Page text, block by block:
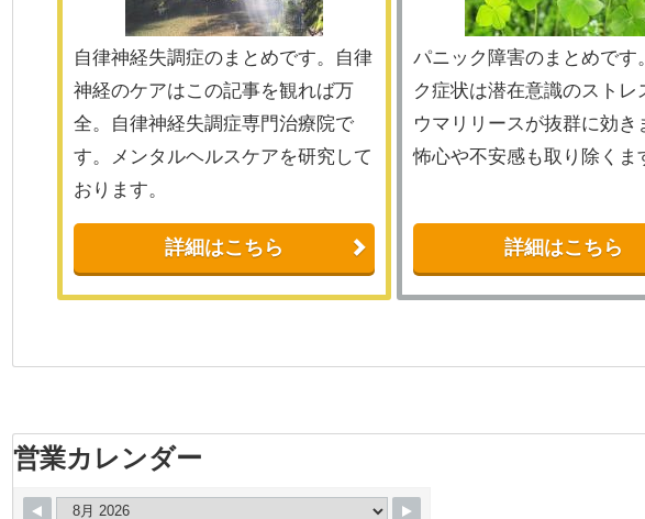
自律神経失調症のまとめです。自律
神経のケアはこの記事を観れば万
全。自律神経失調症専門治療院で
す。メンタルヘルスケアを研究して
おります。
詳細はこちら
パニック障害のまとめです
ク症状は潜在意識のストレ
ウマリリースが抜群に効き
怖心や不安感も取り除くま
詳細はこちら
営業カレンダー